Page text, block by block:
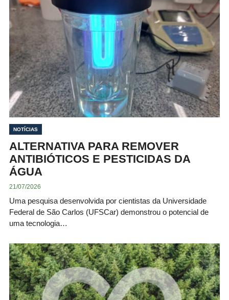
NOTÍCIAS
ALTERNATIVA PARA REMOVER
ANTIBIÓTICOS E PESTICIDAS DA
ÁGUA
21/07/2026
Uma pesquisa desenvolvida por cientistas da Universidade
Federal de São Carlos (UFSCar) demonstrou o potencial de
uma tecnologia…